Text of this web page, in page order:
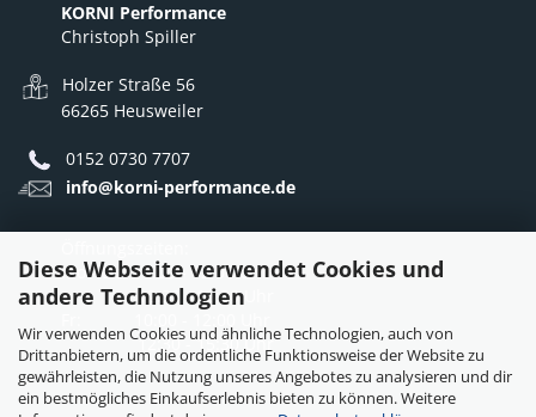
Diese Webseite verwendet Cookies und
andere Technologien
Wir verwenden Cookies und ähnliche Technologien, auch von
Drittanbietern, um die ordentliche Funktionsweise der Website zu
gewährleisten, die Nutzung unseres Angebotes zu analysieren und dir
ein bestmögliches Einkaufserlebnis bieten zu können. Weitere
KORNI Performance
Christoph Spiller
Holzer Straße 56
66265 Heusweiler
0152 0730 7707
info@korni-performance.de
Mo - Do: 10:00 - 12:00 Uhr
12:30 - 16:30 Uhr
12:30 - 15:30 Uhr